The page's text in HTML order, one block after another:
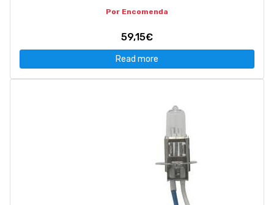
Por Encomenda
59,15€
Read more